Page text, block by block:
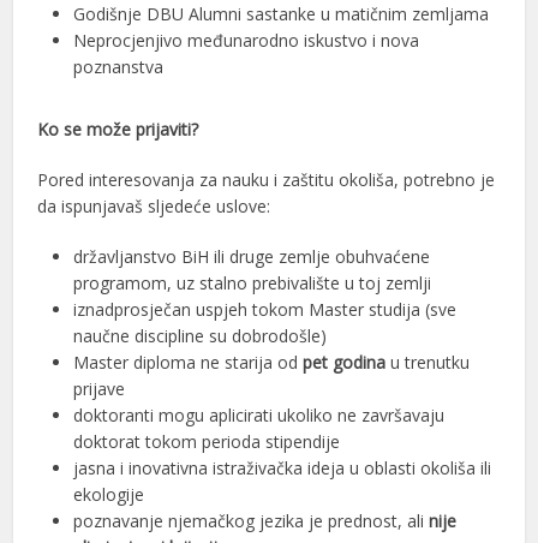
Godišnje DBU Alumni sastanke u matičnim zemljama
Neprocjenjivo međunarodno iskustvo i nova
poznanstva
Ko se može prijaviti?
Pored interesovanja za nauku i zaštitu okoliša, potrebno je
da ispunjavaš sljedeće uslove:
državljanstvo BiH ili druge zemlje obuhvaćene
programom, uz stalno prebivalište u toj zemlji
iznadprosječan uspjeh tokom Master studija (sve
naučne discipline su dobrodošle)
Master diploma ne starija odpet godina u trenutku
prijave
doktoranti mogu aplicirati ukoliko ne završavaju
doktorat tokom perioda stipendije
jasna i inovativna istraživačka ideja u oblasti okoliša ili
ekologije
poznavanje njemačkog jezika je prednost, alinije